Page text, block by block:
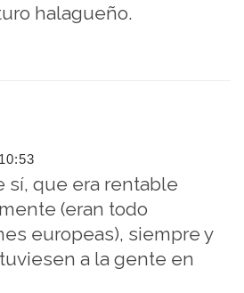
halagueño.
10:53
sí, que era rentable
(eran todo
europeas), siempre y
a la gente en